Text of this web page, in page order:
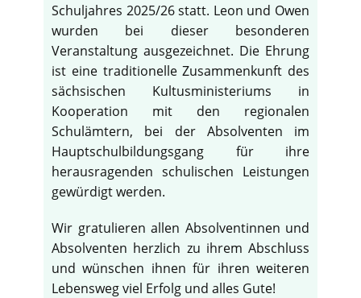
Schuljahres 2025/26 statt. Leon und Owen
wurden bei dieser besonderen
Veranstaltung ausgezeichnet. Die Ehrung
ist eine traditionelle Zusammenkunft des
sächsischen Kultusministeriums in
Kooperation mit den regionalen
Schulämtern, bei der Absolventen im
Hauptschulbildungsgang für ihre
herausragenden schulischen Leistungen
gewürdigt werden.
Wir gratulieren allen Absolventinnen und
Absolventen herzlich zu ihrem Abschluss
und wünschen ihnen für ihren weiteren
Lebensweg viel Erfolg und alles Gute!